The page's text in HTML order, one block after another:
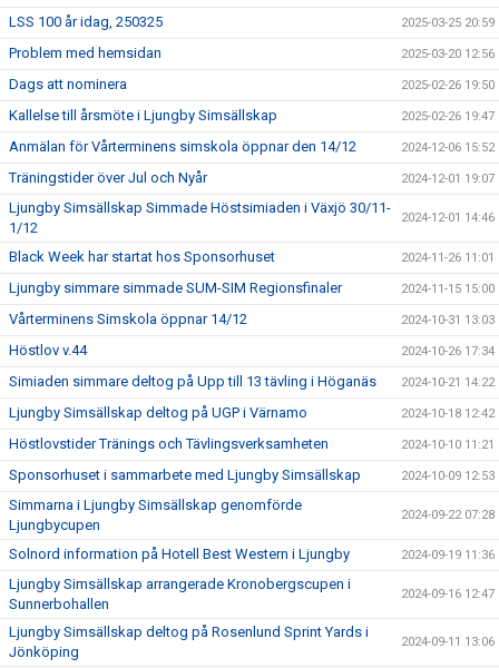
LSS 100 år idag, 250325 2025-03-25 20:59
Problem med hemsidan 2025-03-20 12:56
Dags att nominera 2025-02-26 19:50
Kallelse till årsmöte i Ljungby Simsällskap 2025-02-26 19:47
Anmälan för Vårterminens simskola öppnar den 14/12 2024-12-06 15:52
Träningstider över Jul och Nyår 2024-12-01 19:07
Ljungby Simsällskap Simmade Höstsimiaden i Växjö 30/11-
1/12
2024-12-01 14:46
Black Week har startat hos Sponsorhuset 2024-11-26 11:01
Ljungby simmare simmade SUM-SIM Regionsfinaler 2024-11-15 15:00
Vårterminens Simskola öppnar 14/12 2024-10-31 13:03
Höstlov v.44 2024-10-26 17:34
Simiaden simmare deltog på Upp till 13 tävling i Höganäs 2024-10-21 14:22
Ljungby Simsällskap deltog på UGP i Värnamo 2024-10-18 12:42
Höstlovstider Tränings och Tävlingsverksamheten 2024-10-10 11:21
Sponsorhuset i sammarbete med Ljungby Simsällskap 2024-10-09 12:53
Simmarna i Ljungby Simsällskap genomförde
Ljungbycupen
2024-09-22 07:28
Solnord information på Hotell Best Western i Ljungby 2024-09-19 11:36
Ljungby Simsällskap arrangerade Kronobergscupen i
Sunnerbohallen
2024-09-16 12:47
Ljungby Simsällskap deltog på Rosenlund Sprint Yards i
Jönköping
2024-09-11 13:06